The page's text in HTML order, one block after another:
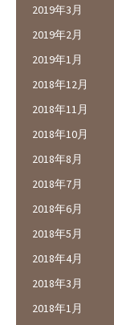
2019年3月
2019年2月
2019年1月
2018年12月
2018年11月
2018年10月
2018年8月
2018年7月
2018年6月
2018年5月
2018年4月
2018年3月
2018年1月